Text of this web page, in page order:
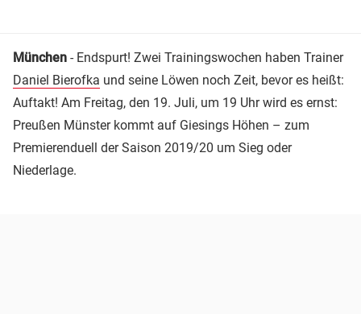
München - Endspurt! Zwei Trainingswochen haben Trainer
Daniel Bierofka und seine Löwen noch Zeit, bevor es heißt:
Auftakt! Am Freitag, den 19. Juli, um 19 Uhr wird es ernst:
Preußen Münster kommt auf Giesings Höhen – zum
Premierenduell der Saison 2019/20 um Sieg oder
Niederlage.